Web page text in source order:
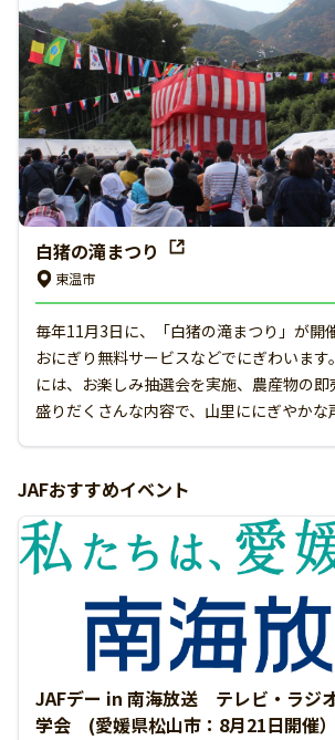
白猪の滝まつり
東温市
毎年11月3日に、「白猪の滝まつり」が開
おにぎり無料サービスなどでにぎわいま
には、お楽しみ抽選会を実施、農産物の
盛りだくさんな内容で、山里ににぎやかな
JAFおすすめイベント
JAFデー in 南海放送 テレビ・ラジ
学会 (愛媛県松山市：8月21日開催）